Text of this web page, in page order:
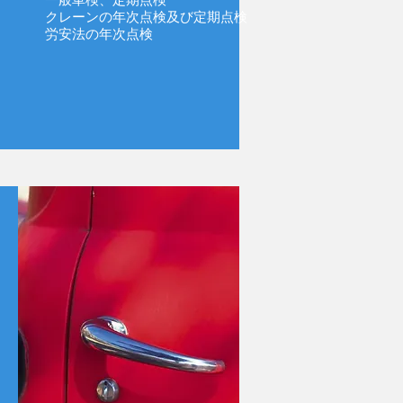
クレーンの年次点検及び定期点検
​労安法の年次点検